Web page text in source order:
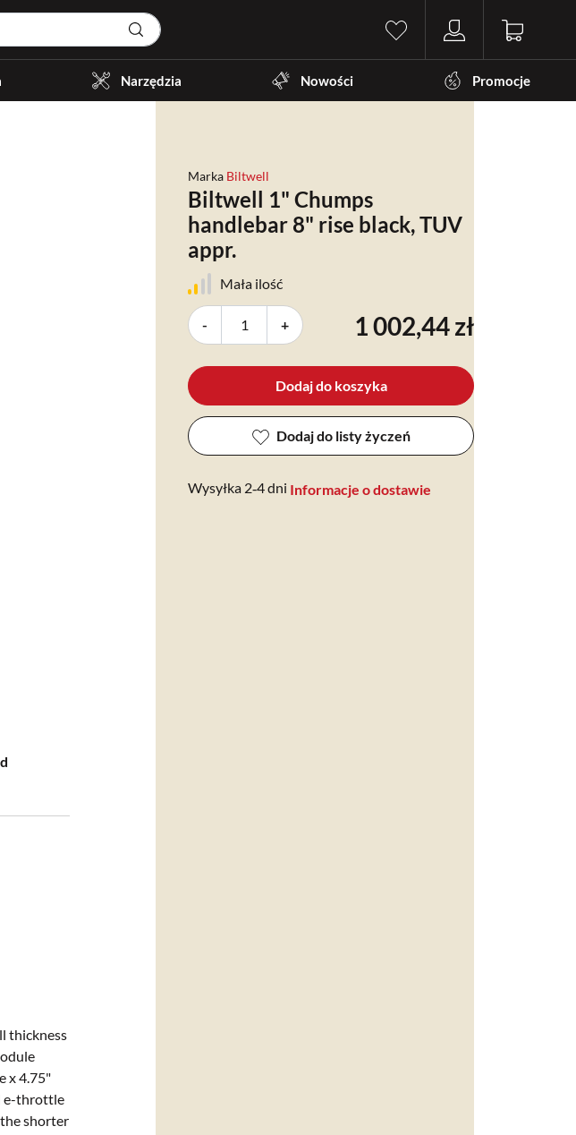
Narzędzia Nowości Promocje
Marka Biltwell
Biltwell 1" Chumps
handlebar 8" rise black, TUV
appr.
Mała ilość
- + 1 002,44 zł
Dodaj do koszyka
Dodaj do listy życzeń
Wysyłka 2‑4 dni Informacje o dostawie
thickness
x 4.75"
e-throttle
shorter